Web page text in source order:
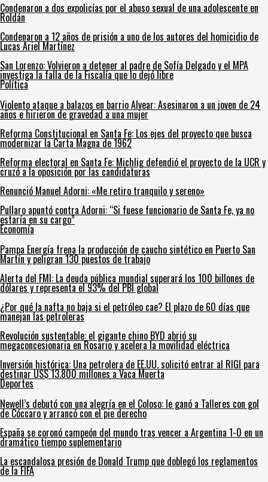
Condenaron a dos expolicías por el abuso sexual de una adolescente en
Roldán
Condenaron a 12 años de prisión a uno de los autores del homicidio de
Lucas Ariel Martínez
San Lorenzo: Volvieron a detener al padre de Sofía Delgado y el MPA
investiga la falla de la Fiscalía que lo dejó libre
Política
Violento ataque a balazos en barrio Alvear: Asesinaron a un joven de 24
años e hirieron de gravedad a una mujer
Reforma Constitucional en Santa Fe: Los ejes del proyecto que busca
modernizar la Carta Magna de 1962
Reforma electoral en Santa Fe: Michlig defendió el proyecto de la UCR y
cruzó a la oposición por las candidaturas
Renunció Manuel Adorni: «Me retiro tranquilo y sereno»
Pullaro apuntó contra Adorni: “Si fuese funcionario de Santa Fe, ya no
estaría en su cargo”
Economía
Pampa Energía frena la producción de caucho sintético en Puerto San
Martín y peligran 130 puestos de trabajo
Alerta del FMI: La deuda pública mundial superará los 100 billones de
dólares y representa el 93% del PBI global
¿Por qué la nafta no baja si el petróleo cae? El plazo de 60 días que
manejan las petroleras
Revolución sustentable: el gigante chino BYD abrió su
megaconcesionaria en Rosario y acelera la movilidad eléctrica
Inversión histórica: Una petrolera de EE.UU. solicitó entrar al RIGI para
destinar US$ 13.800 millones a Vaca Muerta
Deportes
Newell’s debutó con una alegría en el Coloso: le ganó a Talleres con gol
de Cóccaro y arrancó con el pie derecho
España se coronó campeón del mundo tras vencer a Argentina 1-0 en un
dramático tiempo suplementario
La escandalosa presión de Donald Trump que doblegó los reglamentos
de la FIFA